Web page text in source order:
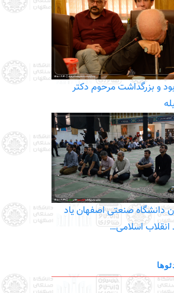
و بزرگداشت مرحوم دکتر
دانشگاه صنعتی اصفهان یاد
انقلاب اسلامی…